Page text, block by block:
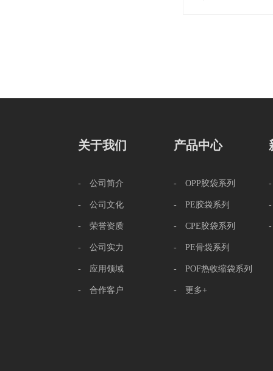
关于我们
- 公司简介
- 公司文化
- 荣誉资质
- 公司实力
- 应用领域
- 合作客户
产品中心
- OPP胶袋系列
- PE胶袋系列
- CPE胶袋系列
- PE骨袋系列
- POF热收缩袋系列
- 更多+